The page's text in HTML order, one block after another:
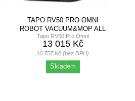
TAPO RV50 PRO OMNI
ROBOT VACUUM&MOP ALL
IN ONEDOCK
Tapo RV50 Pro Omni
13 015 Kč
10 757 Kč (bez DPH)
Skladem